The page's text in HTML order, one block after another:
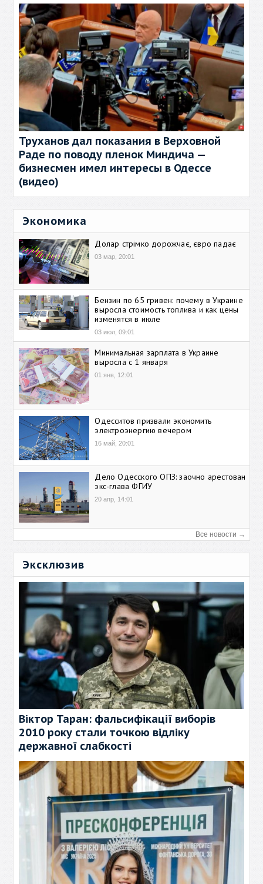
Труханов дал показания в Верховной
Раде по поводу пленок Миндича —
бизнесмен имел интересы в Одессе
(видео)
Экономика
Долар стрімко дорожчає, євро падає
03 мар, 20:01
Бензин по 65 гривен: почему в Украине
выросла стоимость топлива и как цены
изменятся в июле
03 июл, 09:01
Минимальная зарплата в Украине
выросла с 1 января
01 янв, 12:01
Одесситов призвали экономить
электроэнергию вечером
16 май, 20:01
Дело Одесского ОПЗ: заочно арестован
экс-глава ФГИУ
20 апр, 14:01
Все новости →
Эксклюзив
Віктор Таран: фальсифікації виборів
2010 року стали точкою відліку
державної слабкості